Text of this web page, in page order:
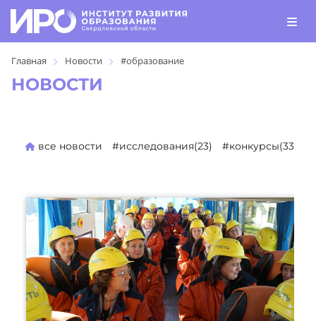
Главная Новости #образование
НОВОСТИ
все новости #исследования(23) #конкурсы(330)